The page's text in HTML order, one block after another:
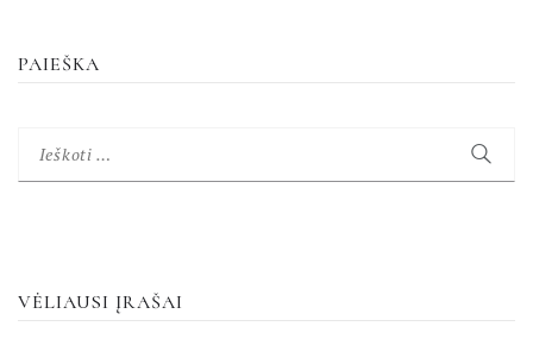
PAIEŠKA
Ieškoti:
VĖLIAUSI ĮRAŠAI